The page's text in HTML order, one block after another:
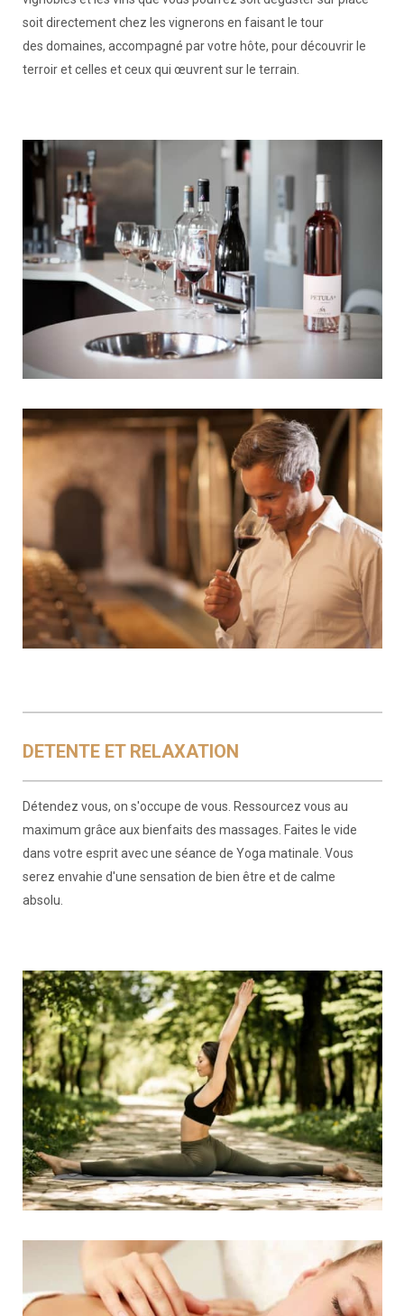
soit directement chez les vignerons en faisant le tour
des domaines, accompagné par votre hôte, pour découvrir le
terroir et celles et ceux qui œuvrent sur le terrain.
DETENTE ET RELAXATION
Détendez vous, on s'occupe de vous. Ressourcez vous au
maximum grâce aux bienfaits des massages. Faites le vide
dans votre esprit avec une séance de Yoga matinale. Vous
serez envahie d'une sensation de bien être et de calme
absolu.